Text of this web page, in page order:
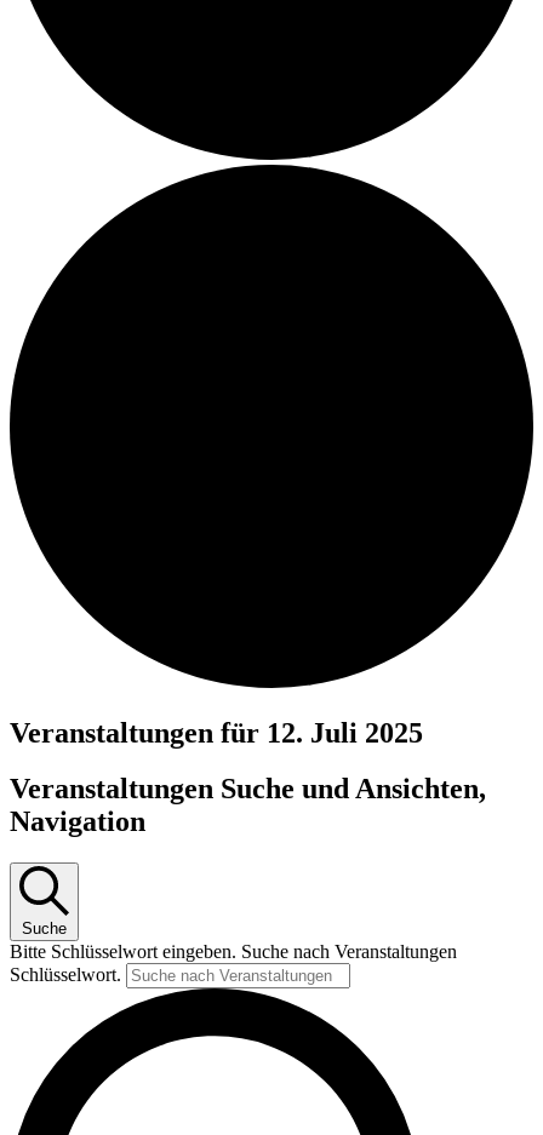
Veranstaltungen für 12. Juli 2025
Veranstaltungen Suche und Ansichten,
Navigation
Suche
Bitte Schlüsselwort eingeben. Suche nach Veranstaltungen
Schlüsselwort.